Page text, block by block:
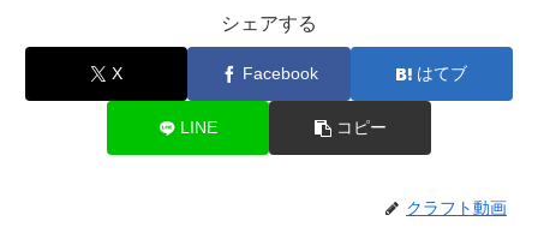
シェアする
X Facebook はてブ
LINE コピー
クラフト動画